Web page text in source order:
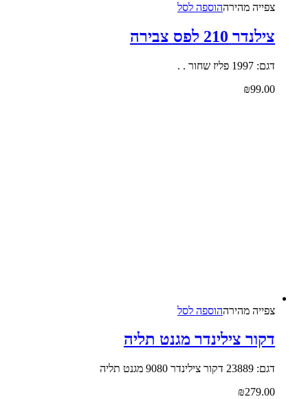
צפייה‬ ‫מהירה‬הוספה לסל
צילנדר 210 לפס צבירה
דגם: 1997 פליז שחור . .
₪99.00
צפייה‬ ‫מהירה‬הוספה לסל
דקור צילינדר מגנט תליה
דגם: 23889 דקור צילינדר 9080 מגנט תליה
₪279.00